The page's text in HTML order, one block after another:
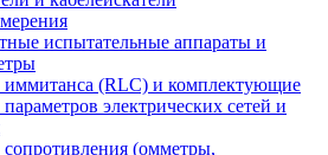
испытательные аппараты и
иммитанса (RLC) и комплектующие
электрических сетей и
(омметры,